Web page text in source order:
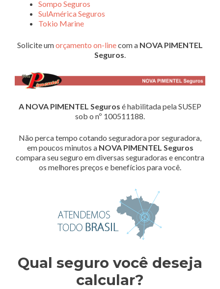
Sompo Seguros
SulAmérica Seguros
Tokio Marine
Solicite umorçamento on-linecom a NOVA PIMENTEL
Seguros.
A NOVA PIMENTEL Seguros é habilitada pela SUSEP
sob o nº 100511188.
Não perca tempo cotando seguradora por seguradora,
em poucos minutos a NOVA PIMENTEL Seguros
compara seu seguro em diversas seguradoras e encontra
os melhores preços e benefícios para você.
Qual seguro você deseja
calcular?